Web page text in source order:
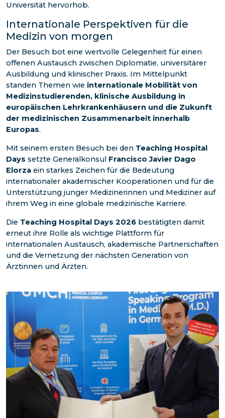
Universität hervorhob.
Internationale Perspektiven für die
Medizin von morgen
Der Besuch bot eine wertvolle Gelegenheit für einen
offenen Austausch zwischen Diplomatie, universitärer
Ausbildung und klinischer Praxis. Im Mittelpunkt
standen Themen wie internationale Mobilität von
Medizinstudierenden, klinische Ausbildung in
europäischen Lehrkrankenhäusern und die Zukunft
der medizinischen Zusammenarbeit innerhalb
Europas.
Mit seinem ersten Besuch bei den Teaching Hospital
Days setzte Generalkonsul Francisco Javier Dago
Elorza ein starkes Zeichen für die Bedeutung
internationaler akademischer Kooperationen und für die
Unterstützung junger Medizinerinnen und Mediziner auf
ihrem Weg in eine globale medizinische Karriere.
Die Teaching Hospital Days 2026 bestätigten damit
erneut ihre Rolle als wichtige Plattform für
internationalen Austausch, akademische Partnerschaften
und die Vernetzung der nächsten Generation von
Ärztinnen und Ärzten.